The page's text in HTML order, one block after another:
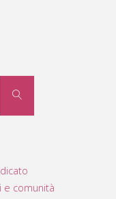
Cerca
e comunità